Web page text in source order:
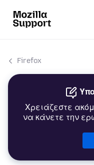
Firefox
Χρειάζεστε
να κάνετε την